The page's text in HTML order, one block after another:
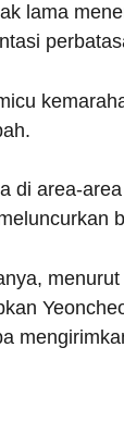
lama
di area-